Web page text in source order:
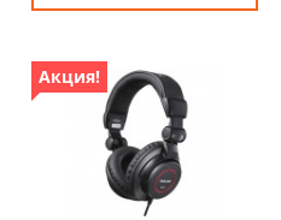
Акция!